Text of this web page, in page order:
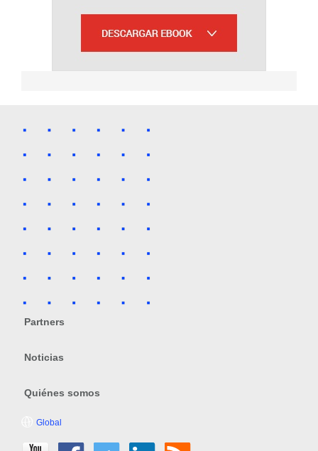
Partners
Noticias
Quiénes somos
Global